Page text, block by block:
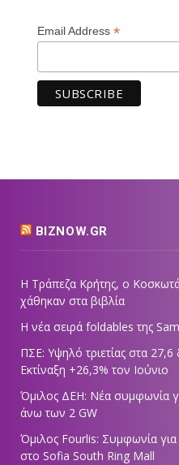
Email Address *
BIZNOW.GR
Η Τράπεζα Κρήτης, ο
χάθηκαν στα βιβλία
Η νέα σειρά foldables της
ΠΣΕ: Υψηλό τριετίας στα 27,6
Εκτίναξη +26,3% τον Ιούνιο
Όμιλος ΔΕΗ: Νέα συμφωνία
άνω των 2 GW
Όμιλος Fourlis: Συμφωνία
στο Sofia South Ring Mall